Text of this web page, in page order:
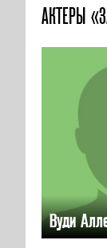
АКТЕРЫ
Вуди